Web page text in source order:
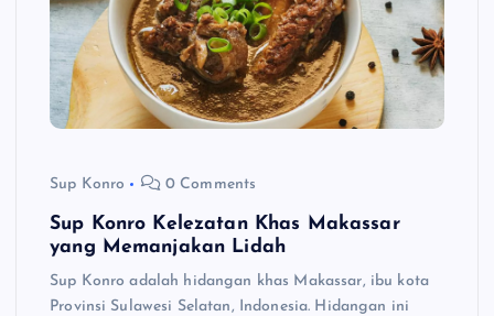
Sup Konro 0 Comments
Sup Konro Kelezatan Khas Makassar
yang Memanjakan Lidah
Sup Konro adalah hidangan khas Makassar, ibu kota
Provinsi Sulawesi Selatan, Indonesia. Hidangan ini